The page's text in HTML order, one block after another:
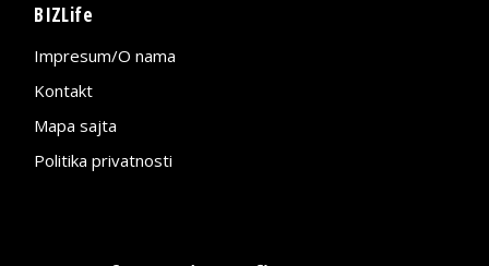
BIZLife
Impresum/O nama
Kontakt
Mapa sajta
Politika privatnosti